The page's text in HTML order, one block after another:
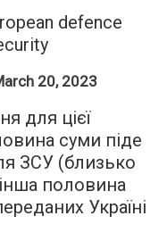
defence
20, 2023
для цієї
суми піде
ЗСУ (близько
половина
Україні